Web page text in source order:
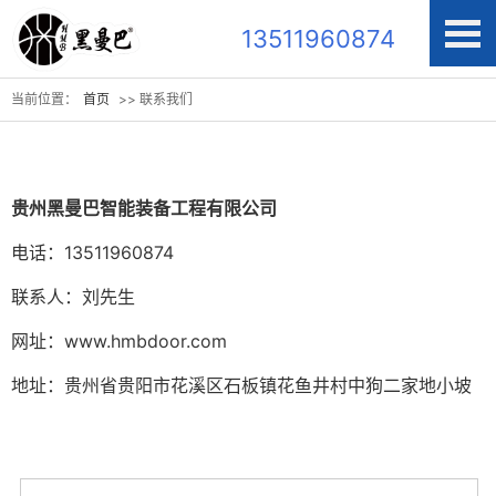
13511960874
当前位置： 首页 >> 联系我们
贵州黑曼巴智能装备工程有限公司
电话： 13511960874
联系人：刘先生
网址： www.hmbdoor.com
地址：贵州省贵阳市花溪区石板镇花鱼井村中狗二家地小坡